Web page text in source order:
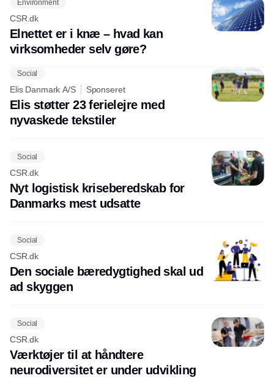
Environment
CSR.dk
Elnettet er i knæ – hvad kan
virksomheder selv gøre?
Social
Elis Danmark A/S Sponseret
Elis støtter 23 ferielejre med
nyvaskede tekstiler
Social
CSR.dk
Nyt logistisk kriseberedskab for
Danmarks mest udsatte
Social
CSR.dk
Den sociale bæredygtighed skal ud
ad skyggen
Social
CSR.dk
Værktøjer til at håndtere
neurodiversitet er under udvikling